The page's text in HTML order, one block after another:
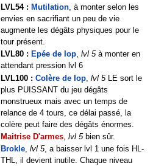
LVL54 : Mutilation, à monter selon les
envies en sacrifiant un peu de vie
augmente les dégâts physiques pour le
tour présent.
LVL80 : Epée de Iop,lvl 5 à monter en
attendant pression lvl 6
LVL100 :Colère de Iop ,lvl 5LE sort le
plus PUISSANT du jeu dégâts
monstrueux mais avec un temps de
relance de 4 tours, ce délai passé, la
colère peut faire des dégâts énormes.
Maitrise D'armes,lvl 5bien sûr.
Brokle,lvl 5, a baisser lvl 1 une fois HL-
THL, il devient inutile. Chaque niveau